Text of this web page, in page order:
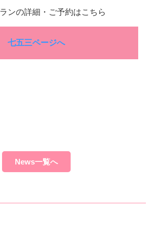
ンの詳細・ご予約はこちら
七五三ページへ
News一覧へ